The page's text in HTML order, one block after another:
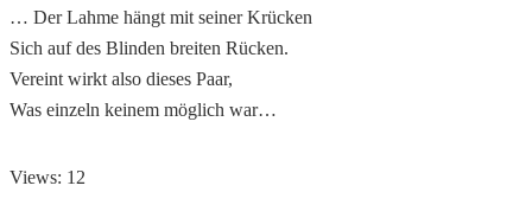
… Der Lahme hängt mit seiner Krücken
Sich auf des Blinden breiten Rücken.
Vereint wirkt also dieses Paar,
Was einzeln keinem möglich war…
Views: 12